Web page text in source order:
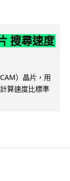
搜尋速度
）晶片，用
算速度比標準